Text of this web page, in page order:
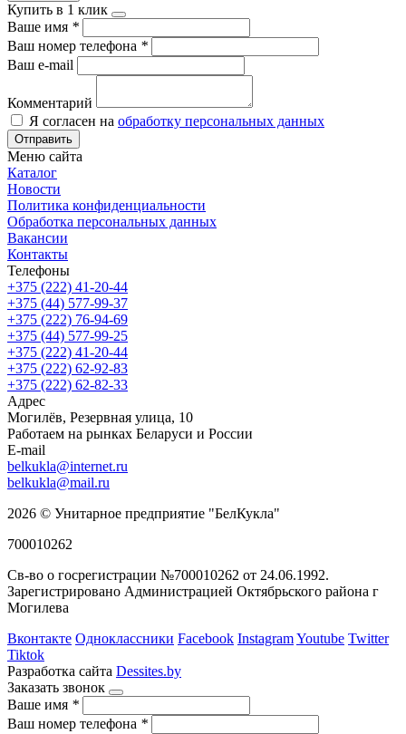
Купить в 1 клик
Ваше имя *
Ваш номер телефона *
Ваш e-mail
Комментарий
Я согласен на обработку персональных данных
Отправить
Меню сайта
Каталог
Новости
Политика конфиденциальности
Обработка персональных данных
Вакансии
Контакты
Телефоны
+375 (222) 41-20-44
+375 (44) 577-99-37
+375 (222) 76-94-69
+375 (44) 577-99-25
+375 (222) 41-20-44
+375 (222) 62-92-83
+375 (222) 62-82-33
Адрес
Могилёв, Резервная улица, 10
Работаем на рынках Беларуси и России
E-mail
belkukla@internet.ru
belkukla@mail.ru
2026 © Унитарное предприятие "БелКукла"
700010262
Св-во о госрегистрации №700010262 от 24.06.1992.
Зарегистрировано Администрацией Октябрьского района г
Могилева
Вконтакте Одноклассники Facebook InstagramYoutube Twitter
Tiktok
Разработка сайта Dessites.by
Заказать звонок
Ваше имя *
Ваш номер телефона *